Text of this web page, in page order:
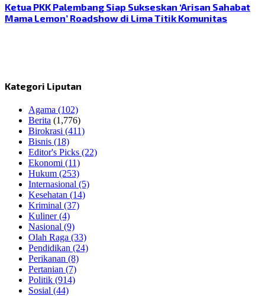
Ketua PKK Palembang Siap Sukseskan ‘Arisan Sahabat
Mama Lemon’ Roadshow di Lima Titik Komunitas
Kategori Liputan
Agama (102)
Berita (1,776)
Birokrasi (411)
Bisnis (18)
Editor's Picks (22)
Ekonomi (11)
Hukum (253)
Internasional (5)
Kesehatan (14)
Kriminal (37)
Kuliner(4)
Nasional (9)
Olah Raga (33)
Pendidikan (24)
Perikanan (8)
Pertanian (7)
Politik (914)
Sosial (44)